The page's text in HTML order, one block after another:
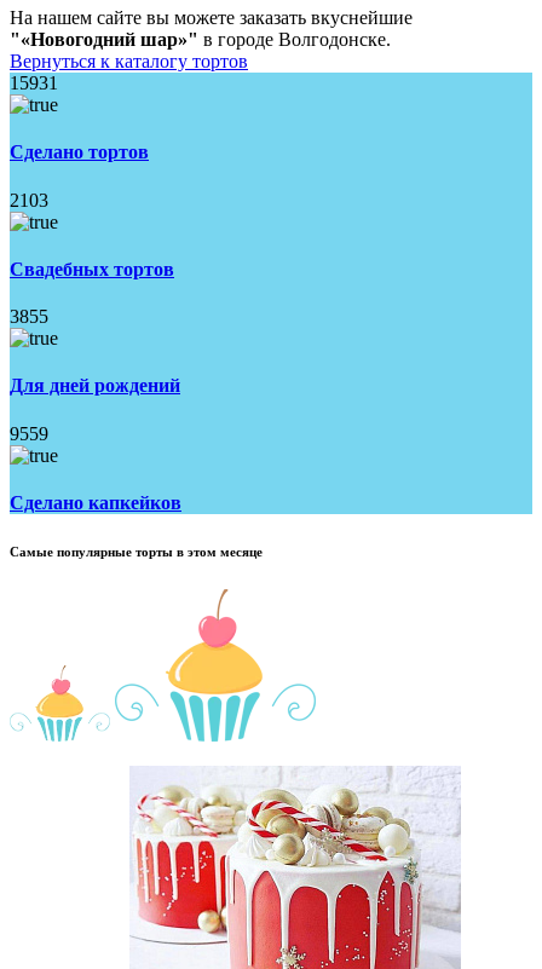
На нашем сайте вы можете заказать вкуснейшие
"«Новогодний шар»" в городе Волгодонске.
Вернуться к каталогу тортов
15931
Сделано тортов
2103
Свадебных тортов
3855
Для дней рождений
9559
Сделано капкейков
Самые популярные торты в этом месяце